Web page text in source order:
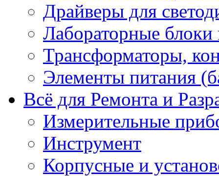
Драйверы для
Лабораторные блоки
Трансформаторы,
Элементы питания
Всё для Ремонта и
Измерительные
Инструмент
Корпусные и